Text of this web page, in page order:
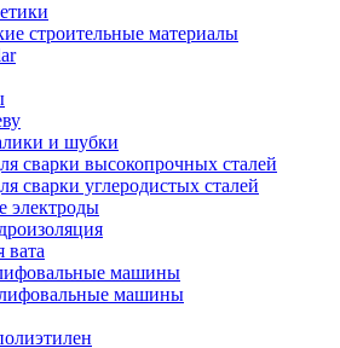
строительные материалы
и шубки
сварки высокопрочных сталей
сварки углеродистых сталей
электроды
вата
машины
машины